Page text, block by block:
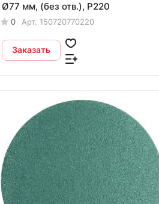
Ø77 мм, (без отв.), P220
0 Арт. 150720770220
Заказать